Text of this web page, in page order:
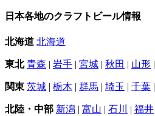
日本各地のクラフトビール情報
北海道 北海道
東北 青森 | 岩手 | 宮城 | 秋田 | 山形 |
関東 茨城 | 栃木 | 群馬 | 埼玉 | 千葉 |
北陸・中部 新潟 | 富山 | 石川 | 福井